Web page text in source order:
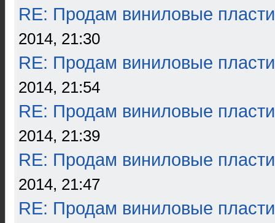
RE: Продам виниловые
2014, 21:30
RE: Продам виниловые
2014, 21:54
RE: Продам виниловые
2014, 21:39
RE: Продам виниловые
2014, 21:47
RE: Продам виниловые